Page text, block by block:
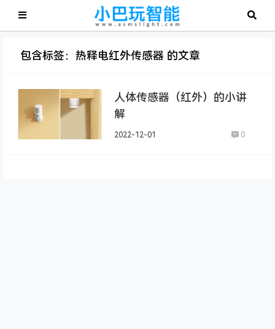
包含标签：热释电红外传感器 的文章
人体传感器（红外）的小讲
解
2022-12-01 0